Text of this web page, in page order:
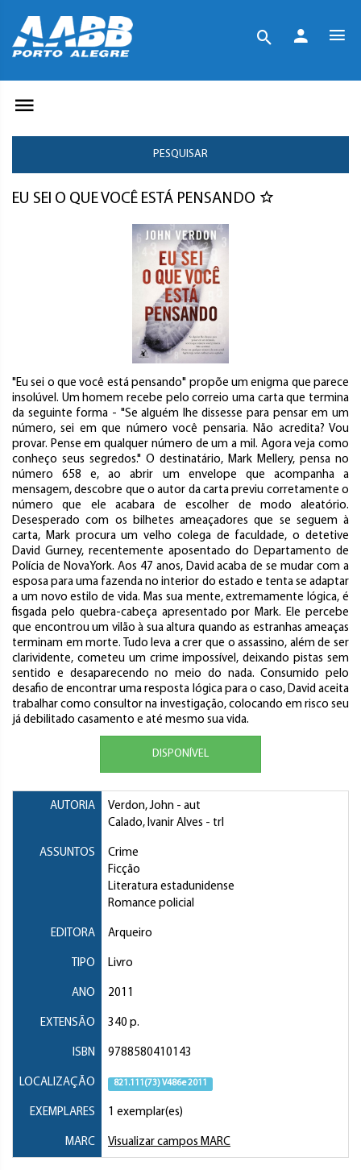
PESQUISAR
EU SEI O QUE VOCÊ ESTÁ PENSANDO
"Eu sei o que você está pensando" propõe um enigma que parece
insolúvel. Um homem recebe pelo correio uma carta que termina
da seguinte forma - "Se alguém lhe dissesse para pensar em um
número, sei em que número você pensaria. Não acredita? Vou
provar. Pense em qualquer número de um a mil. Agora veja como
conheço seus segredos." O destinatário, Mark Mellery, pensa no
número 658 e, ao abrir um envelope que acompanha a
mensagem, descobre que o autor da carta previu corretamente o
número que ele acabara de escolher de modo aleatório.
Desesperado com os bilhetes ameaçadores que se seguem à
carta, Mark procura um velho colega de faculdade, o detetive
David Gurney, recentemente aposentado do Departamento de
Polícia de NovaYork. Aos 47 anos, David acaba de se mudar com a
esposa para uma fazenda no interior do estado e tenta se adaptar
a um novo estilo de vida. Mas sua mente, extremamente lógica, é
fisgada pelo quebra-cabeça apresentado por Mark. Ele percebe
que encontrou um vilão à sua altura quando as estranhas ameaças
terminam em morte. Tudo leva a crer que o assassino, além de ser
clarividente, cometeu um crime impossível, deixando pistas sem
sentido e desaparecendo no meio do nada. Consumido pelo
desafio de encontrar uma resposta lógica para o caso, David aceita
trabalhar como consultor na investigação, colocando em risco seu
já debilitado casamento e até mesmo sua vida.
DISPONÍVEL
AUTORIA Verdon, John - aut
Calado, Ivanir Alves - trl
ASSUNTOS
Crime
Ficção
Literatura estadunidense
Romance policial
EDITORA Arqueiro
TIPO Livro
ANO 2011
EXTENSÃO 340 p.
ISBN 9788580410143
LOCALIZAÇÃO 821.111(73) V486e 2011
EXEMPLARES 1 exemplar(es)
MARC Visualizar campos MARC